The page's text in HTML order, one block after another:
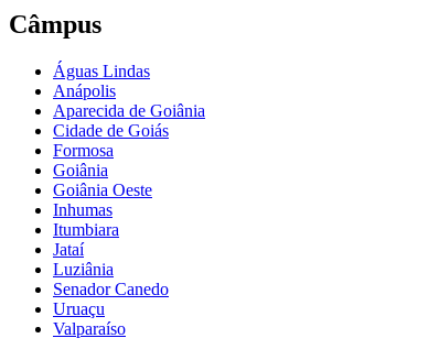
Câmpus
Águas Lindas
Anápolis
Aparecida de Goiânia
Cidade de Goiás
Formosa
Goiânia
Goiânia Oeste
Inhumas
Itumbiara
Jataí
Luziânia
Senador Canedo
Uruaçu
Valparaíso